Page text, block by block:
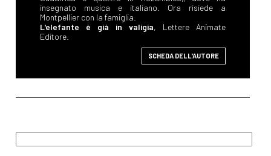
insegnato musica e italiano. Ora risiede a
Montpellier con la famiglia.
L'elefante è già in valigia, Lettere Animate
Editore.
SCHEDA DELL'AUTORE